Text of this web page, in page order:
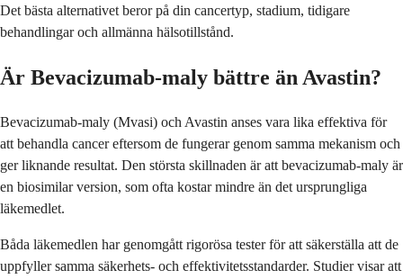
Det bästa alternativet beror på din cancertyp, stadium, tidigare
behandlingar och allmänna hälsotillstånd.
Är Bevacizumab-maly bättre än Avastin?
Bevacizumab-maly (Mvasi) och Avastin anses vara lika effektiva för
att behandla cancer eftersom de fungerar genom samma mekanism och
ger liknande resultat. Den största skillnaden är att bevacizumab-maly är
en biosimilar version, som ofta kostar mindre än det ursprungliga
läkemedlet.
Båda läkemedlen har genomgått rigorösa tester för att säkerställa att de
uppfyller samma säkerhets- och effektivitetsstandarder. Studier visar att